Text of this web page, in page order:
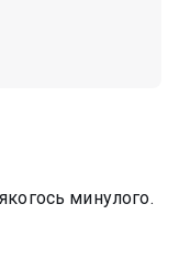
минулого.